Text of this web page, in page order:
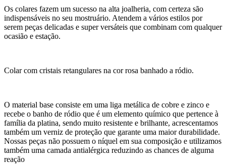
Os colares fazem um sucesso na alta joalheria, com certeza são
indispensáveis no seu mostruário. Atendem a vários estilos por
serem peças delicadas e super versáteis que combinam com qualquer
ocasião e estação.
Colar com cristais retangulares na cor rosa banhado a ródio.
O material base consiste em uma liga metálica de cobre e zinco e
recebe o banho de ródio que é um elemento químico que pertence à
família da platina, sendo muito resistente e brilhante, acrescentamos
também um verniz de proteção que garante uma maior durabilidade.
Nossas peças não possuem o níquel em sua composição e utilizamos
também uma camada antialérgica reduzindo as chances de alguma
reação